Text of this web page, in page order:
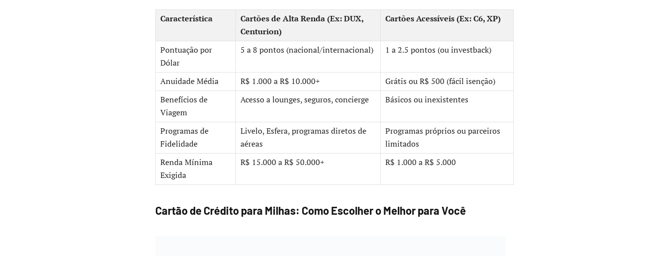
Característica
Cartões de Alta Renda (Ex: DUX,
Centurion)
Cartões Acessíveis (Ex: C6, XP)
Pontuação por
Dólar
5 a 8 pontos (nacional/internacional) 1 a 2.5 pontos (ou investback)
Anuidade Média R$ 1.000 a R$ 10.000+
Grátis ou R$ 500 (fácil isenção)
Benefícios de
Viagem
Acesso a lounges, seguros, concierge Básicos ou inexistentes
Programas de
Fidelidade
Livelo, Esfera, programas diretos de
aéreas
Programas próprios ou parceiros
limitados
Renda Mínima
Exigida
R$ 15.000 a R$ 50.000+ R$ 1.000 a R$ 5.000
Cartão de Crédito para Milhas: Como Escolher o Melhor para Você